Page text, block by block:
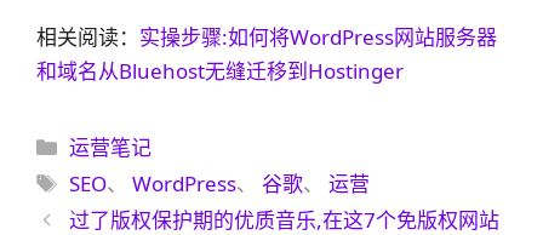
相关阅读： 实操步骤:如何将WordPress网站服务器
和域名从Bluehost无缝迁移到Hostinger
分
类
运营笔记
标
签
SEO、WordPress、 谷歌、运营
过了版权保护期的优质音乐,在这7个免版权网站